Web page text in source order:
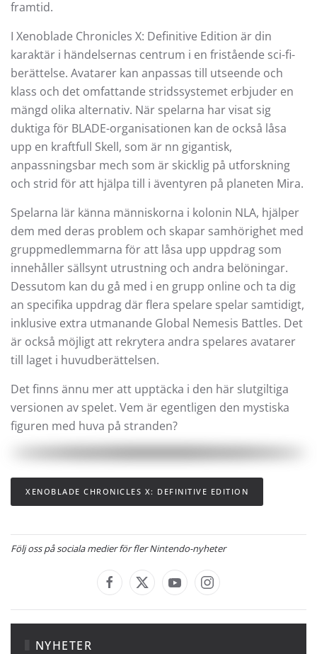
framtid.
I Xenoblade Chronicles X: Definitive Edition är din
karaktär i händelsernas centrum i en fristående sci-fi-
berättelse. Avatarer kan anpassas till utseende och
klass och det omfattande stridssystemet erbjuder en
mängd olika alternativ. När spelarna har visat sig
duktiga för BLADE-organisationen kan de också låsa
upp en kraftfull Skell, som är nn gigantisk,
anpassningsbar mech som är skicklig på utforskning
och strid för att hjälpa till i äventyren på planeten Mira.
Spelarna lär känna människorna i kolonin NLA, hjälper
dem med deras problem och skapar samhörighet med
gruppmedlemmarna för att låsa upp uppdrag som
innehåller sällsynt utrustning och andra belöningar.
Dessutom kan du gå med i en grupp online och ta dig
an specifika uppdrag där flera spelare spelar samtidigt,
inklusive extra utmanande Global Nemesis Battles. Det
är också möjligt att rekrytera andra spelares avatarer
till laget i huvudberättelsen.
Det finns ännu mer att upptäcka i den här slutgiltiga
versionen av spelet. Vem är egentligen den mystiska
figuren med huva på stranden?
XENOBLADE CHRONICLES X: DEFINITIVE EDITION
Följ oss på sociala medier för fler Nintendo-nyheter
NYHETER